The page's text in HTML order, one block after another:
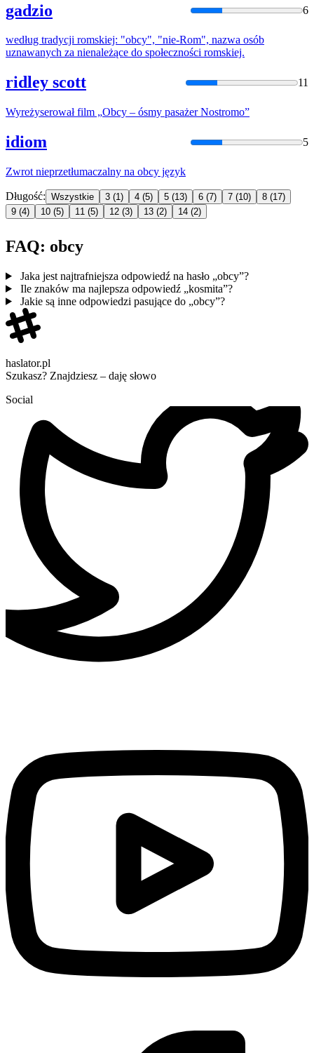
gadzio 6
według tradycji romskiej: "obcy", "nie-Rom", nazwa osób
uznawanych za nienależące do społeczności romskiej.
ridley scott 11
Wyreżyserował film „Obcy – ósmy pasażer Nostromo”
idiom 5
Zwrot nieprzetłumaczalny na obcy język
Długość: Wszystkie 3 (1) 4 (5) 5 (13) 6 (7) 7 (10) 8 (17)
9 (4) 10 (5) 11 (5) 12 (3) 13 (2) 14 (2)
FAQ: obcy
Jaka jest najtrafniejsza odpowiedź na hasło „obcy”?
Ile znaków ma najlepsza odpowiedź „kosmita”?
Jakie są inne odpowiedzi pasujące do „obcy”?
haslator.pl
Szukasz? Znajdziesz – daję słowo
Social